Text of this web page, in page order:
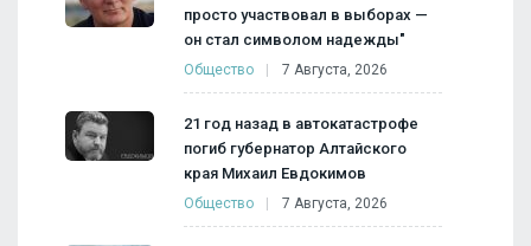
просто участвовал в выборах —
он стал символом надежды"
Общество 7 Августа, 2026
21 год назад в автокатастрофе
погиб губернатор Алтайского
края Михаил Евдокимов
Общество 7 Августа, 2026